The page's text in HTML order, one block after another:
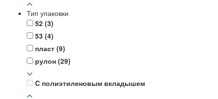
Тип упаковки
52 (3)
53 (4)
пласт (9)
рулон (29)
C полиэтиленовым вкладышем